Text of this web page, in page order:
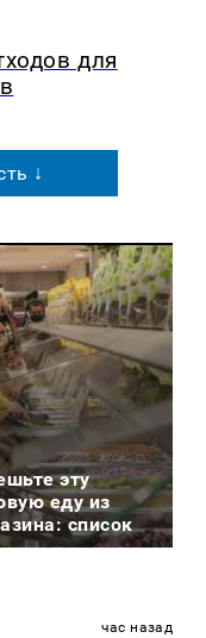
для
↓
эту
еду из
список
час назад